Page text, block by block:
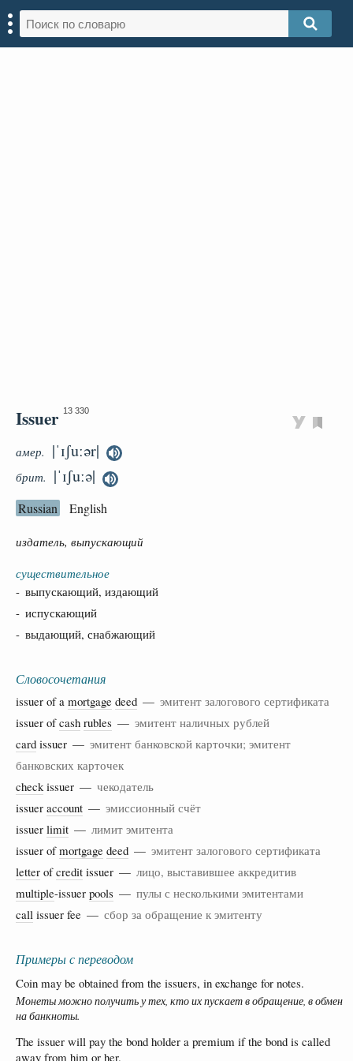
Issuer 13 330
амер. |ˈɪʃuːər|
брит. |ˈɪʃuːə|
Russian English
издатель, выпускающий
существительное
- выпускающий, издающий
- испускающий
- выдающий, снабжающий
Словосочетания
issuer of a mortgage deed — эмитент залогового сертификата
issuer ofcash rubles — эмитент наличных рублей
card issuer — эмитент банковской карточки; эмитент
банковских карточек
check issuer — чекодатель
issuer account — эмиссионный счёт
issuer limit — лимит эмитента
issuer ofmortgage deed — эмитент залогового сертификата
letter ofcredit issuer — лицо, выставившее аккредитив
multiple-issuer pools — пулы с несколькими эмитентами
call issuer fee — сбор за обращение к эмитенту
Примеры с переводом
Coin may be obtained from the issuers, in exchange for notes.
Монеты можно получить у тех, кто их пускает в обращение, в обмен
на банкноты.
The issuer will pay the bond holder a premium if the bond is called
away from him or her.